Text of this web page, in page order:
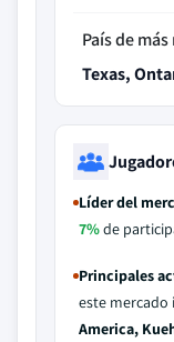
País de
Texas,
Líder del
7%de
Principales
este mercado
America,